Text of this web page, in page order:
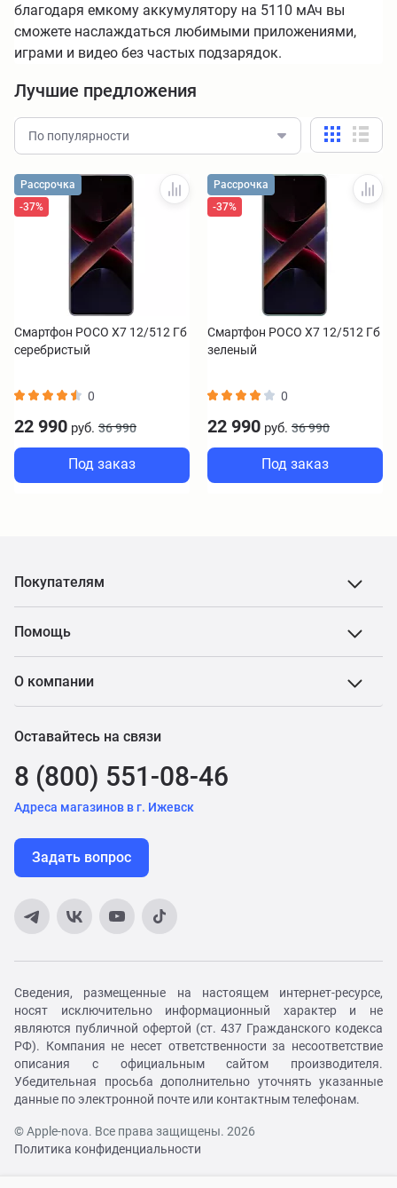
благодаря емкому аккумулятору на 5110 мАч вы
сможете наслаждаться любимыми приложениями,
играми и видео без частых подзарядок.
Лучшие предложения
По популярности
Рассрочка
-37%
Смартфон POCO X7 12/512 Гб
серебристый
0
22 990 руб. 36 990
Под заказ
Рассрочка
-37%
Смартфон POCO X7 12/512 Гб
зеленый
0
22 990 руб. 36 990
Под заказ
Покупателям
Помощь
О компании
Оставайтесь на связи
8 (800) 551-08-46
Адреса магазинов в г. Ижевск
Задать вопрос
Сведения, размещенные на настоящем интернет-ресурсе,
носят исключительно информационный характер и не
являются публичной офертой (ст. 437 Гражданского кодекса
РФ). Компания не несет ответственности за несоответствие
описания с официальным сайтом производителя.
Убедительная просьба дополнительно уточнять указанные
данные по электронной почте или контактным телефонам.
© Apple-nova. Все права защищены. 2026
Политика конфиденциальности